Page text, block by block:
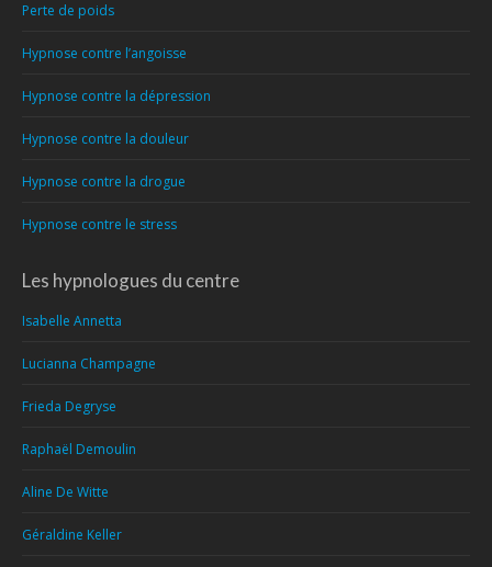
Perte de poids
Hypnose contre l’angoisse
Hypnose contre la dépression
Hypnose contre la douleur
Hypnose contre la drogue
Hypnose contre le stress
Les hypnologues du centre
Isabelle Annetta
Lucianna Champagne
Frieda Degryse
Raphaël Demoulin
Aline De Witte
Géraldine Keller